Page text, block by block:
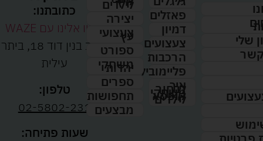
שלי
קשר
פאזלים
דמיון
צעצועים
הרכבות
פליימוביל
איך
לבחור
משחקי
קופסא
לילדים
לילדים
יצירה
צעצועי
עץ
ספורט
משחקי
יהדות
ספרים
תחפושות
מבצעים
כתובתנו:
נווטו אלינו עם WAZE
רחוב בנין דוד 18, ביתר
עילית
טלפון:
02-5802-231
שעות פתיחה: